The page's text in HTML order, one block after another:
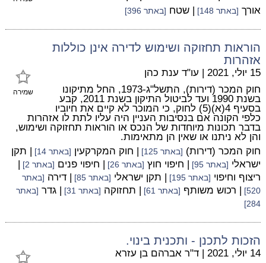
אורך [באתר 148] | שטח [באתר 396]
הוראות תחזוקה ושימוש לדירה אינן כוללות
אזהרות
שמירה
15 יולי, 2021 | עו"ד ענת כהן
חוק המכר (דירות), התשל"ג-1973, החל מתיקונו
בשנת 1990 ועד לביטול התיקון בשנת 2011, קבע
בסעיף 4(א)(5) לחוק, כי המוכר לא קיים את חיוביו
כלפי הקונה אם בנסיבות העניין היה עליו לתת לו אזהרות
בדבר תכונות מיוחדות של הנכס או הוראות תחזוקה ושימוש,
והן לא ניתנו או שאין הן מתאימות.
חוק המכר (דירות) [באתר 125] | חוק המקרקעין [באתר 14]
| תקן
ישראלי [באתר 95] | חיפוי חוץ [באתר 26] | חיפוי פנים [באתר 2]
|
ריצוף וחיפוי [באתר 195] | תקן ישראלי [באתר 85] | דירה [באתר
520]
| רכוש משותף [באתר 61] | תחזוקה [באתר 31] | גדר [באתר
284]
הזכות לתכנן - ותכנית בינוי.
14 יולי, 2021 | ד"ר אברהם בן עזרא